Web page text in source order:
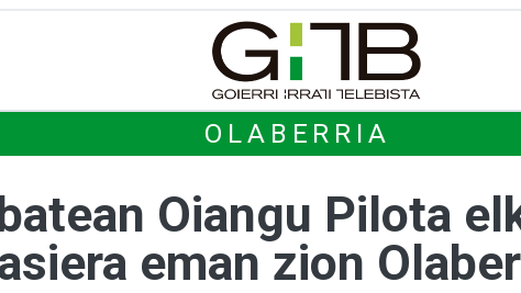
OLABERRIA
Oiangu Pilota
eman zion